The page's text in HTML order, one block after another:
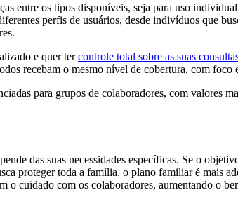
entre os tipos disponíveis, seja para uso
perfis de usuários, desde indivíduos que
e quer tercontrole total sobre as suas
recebam o mesmo nível de cobertura, com foco
para grupos de colaboradores, com valores
das suas necessidades específicas. Se o
proteger toda a família, o plano familiar é mais
o cuidado com os colaboradores, aumentando o